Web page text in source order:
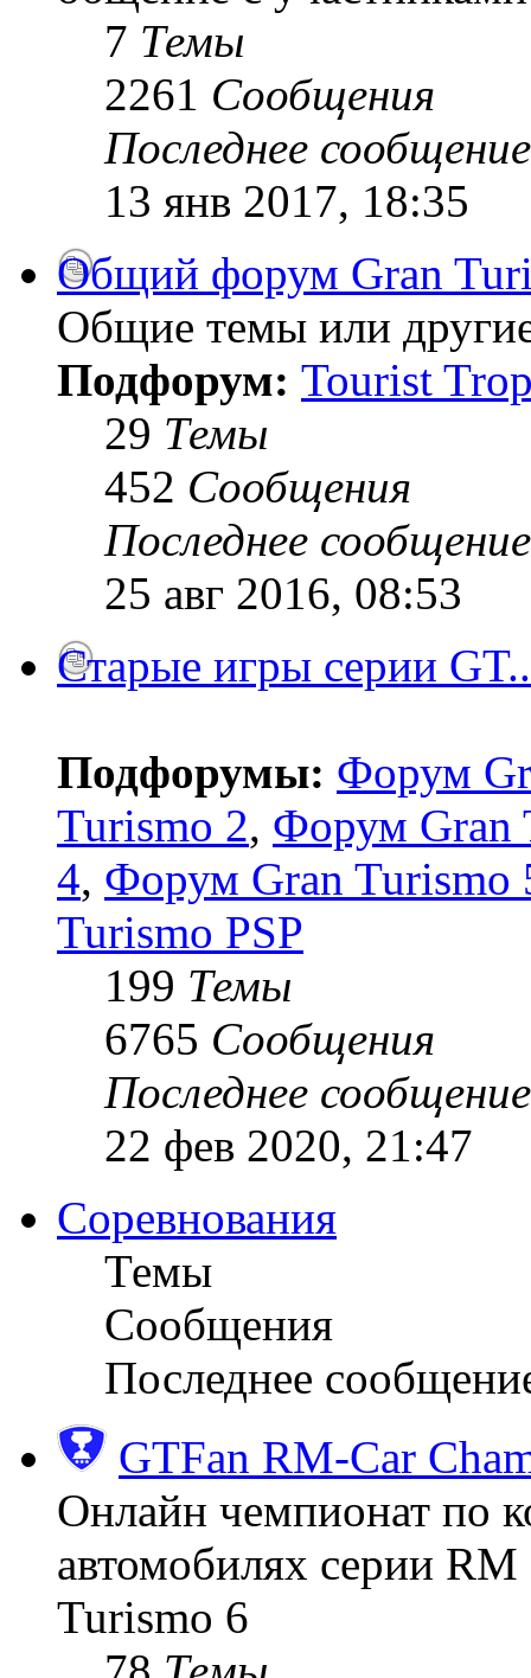
7 Темы
2261 Сообщения
Последнее сообщение
13 янв 2017, 18:35
Общий форум Gran
Общие темы или
Подфорум: Tourist
29 Темы
452 Сообщения
Последнее сообщение
25 авг 2016, 08:53
Старые игры серии
Подфорумы: Форум
Turismo 2, Форум Gran
4, Форум Gran Turismo
Turismo PSP
199 Темы
6765 Сообщения
Последнее сообщение
22 фев 2020, 21:47
Соревнования
Темы
Сообщения
Последнее
GTFan RM-Car
Онлайн чемпионат по
автомобилях серии
Turismo 6